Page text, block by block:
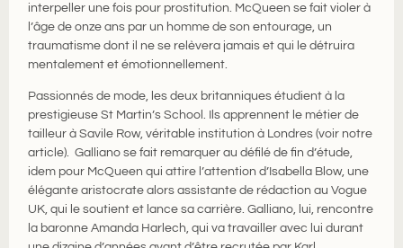
interpeller une fois pour prostitution. McQueen se fait violer à
l’âge de onze ans par un homme de son entourage, un
traumatisme dont il ne se relèvera jamais et qui le détruira
mentalement et émotionnellement.
Passionnés de mode, les deux britanniques étudient à la
prestigieuse St Martin’s School. Ils apprennent le métier de
tailleur à Savile Row, véritable institution à Londres (voir notre
article). Galliano se fait remarquer au défilé de fin d’étude,
idem pour McQueen qui attire l’attention d’Isabella Blow, une
élégante aristocrate alors assistante de rédaction au Vogue
UK, qui le soutient et lance sa carrière. Galliano, lui, rencontre
la baronne Amanda Harlech, qui va travailler avec lui durant